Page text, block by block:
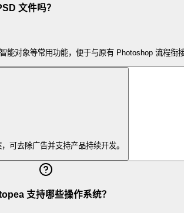
文件吗？
对象等常用功能，便于与原有 Photoshop 流程衔接
可去除广告并支持产品持续开发。
支持哪些操作系统？